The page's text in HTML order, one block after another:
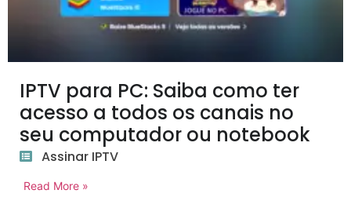
IPTV para PC: Saiba como ter
acesso a todos os canais no
seu computador ou notebook
Assinar IPTV
Read More »